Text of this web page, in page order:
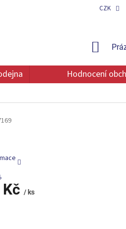
OCHRANA OSOBNÍCH ÚDAJŮCZK
Hodnocení
/ ks